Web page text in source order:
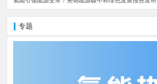
专题